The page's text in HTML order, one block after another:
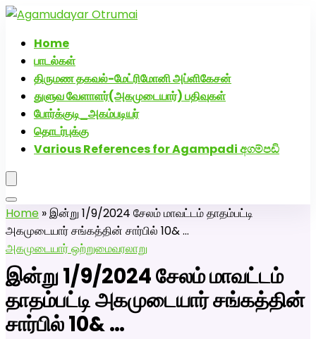
Home
பாடல்கள்
திருமண தகவல்-மேட்ரிமோனி அப்ளிகேசன்
துளுவ வேளாளர்(அகமுடையார்) பதிவுகள்
போர்க்குடி_அகம்படியர்
தொடர்புக்கு
Various References for Agampadi අගම්පඩි
Home »இன்று 1/9/2024 சேலம் மாவட்டம் தாதம்பட்டி
அகமுடையார் சங்கத்தின் சார்பில் 10& …
அகமுடையார் ஒற்றுமைவரலாறு
இன்று 1/9/2024 சேலம் மாவட்டம்
தாதம்பட்டி அகமுடையார் சங்கத்தின்
சார்பில் 10& …
அகமுடையார் திருமண வரன்களுக்கு அகமுடையார்மேட்ரி-